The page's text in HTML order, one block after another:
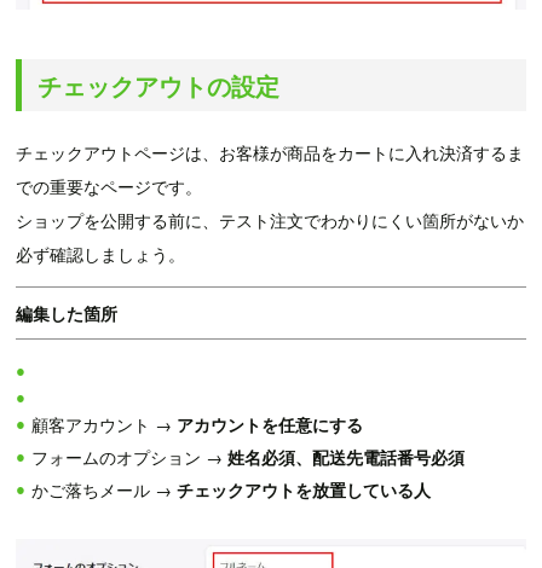
チェックアウトの設定
チェックアウトページは、お客様が商品をカートに入れ決済するま
での重要なページです。
ショップを公開する前に、テスト注文でわかりにくい箇所がないか
必ず確認しましょう。
編集した箇所
顧客アカウント → アカウントを任意にする
フォームのオプション →姓名必須、配送先電話番号必須
かご落ちメール →チェックアウトを放置している人